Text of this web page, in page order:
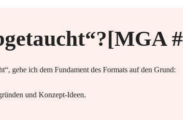
gehe ich dem Fundament des Formats auf den Grund:
und Konzept-Ideen.